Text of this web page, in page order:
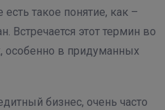
такое понятие, как –
Встречается этот термин во
особенно в придуманных
бизнес, очень часто